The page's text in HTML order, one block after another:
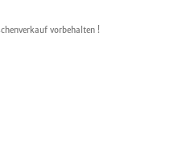
vorbehalten !